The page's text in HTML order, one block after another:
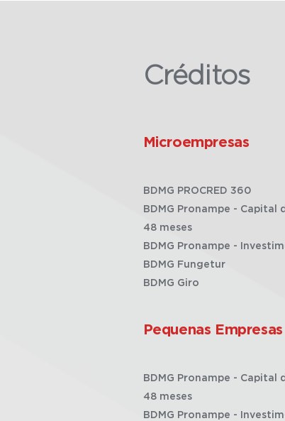
Créditos
Microempresas
BDMG PROCRED 360
BDMG Pronampe - Capital
48 meses
BDMG Pronampe -
BDMG Fungetur
BDMG Giro
Pequenas Empresas
BDMG Pronampe - Capital
48 meses
BDMG Pronampe -